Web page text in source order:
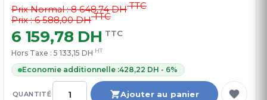
QUANTITÉ Ajouter au panier
Prix Normal :8 648,74 DHTTC
Prix : 6 588,00 DHTTC
6 159,78 DH TTC
Hors Taxe : 5 133,15 DH HT
Economie additionnelle :428,22 DH - 6%